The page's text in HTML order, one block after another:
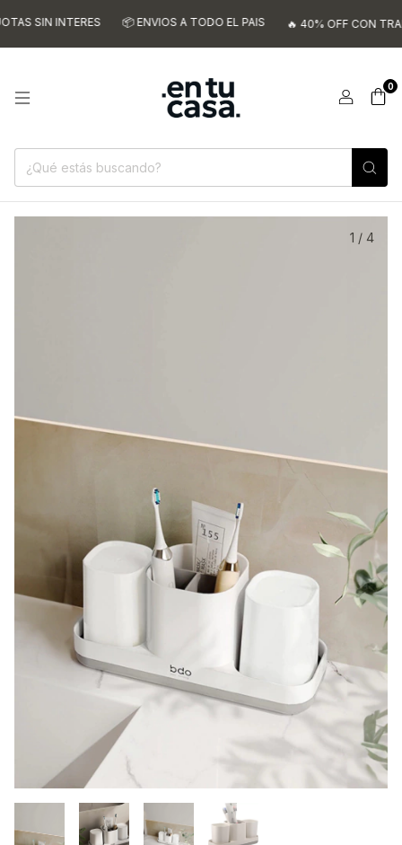
SIN INTERES 📦 ENVIOS A TODO EL PAIS 🔥 40% OFF CON
0
1 / 4